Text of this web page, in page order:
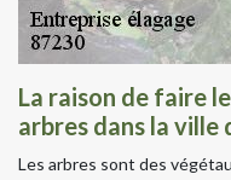
La raison de faire
arbres dans la ville
Les arbres sont des